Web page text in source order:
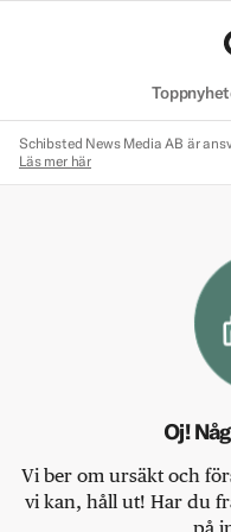
Schibsted News Media AB är
Läs mer här
Oj!
Vi ber om ursäkt och
vi kan, håll ut! Har du